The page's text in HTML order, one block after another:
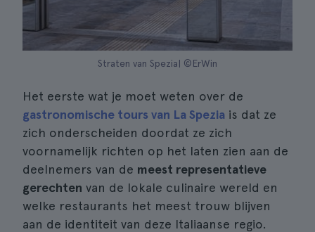
Straten van Spezia| ©ErWin
Het eerste wat je moet weten over de
gastronomische tours van La Spezia is dat ze
zich onderscheiden doordat ze zich
voornamelijk richten op het laten zien aan de
deelnemers van de meest representatieve
gerechten van de lokale culinaire wereld en
welke restaurants het meest trouw blijven
aan de identiteit van deze Italiaanse regio.